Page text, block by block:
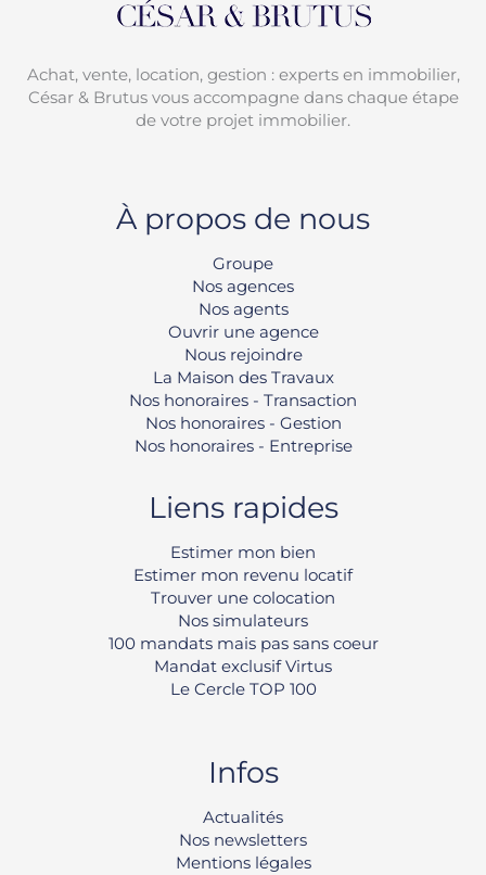
Achat, vente, location, gestion : experts en immobilier,
César & Brutus vous accompagne dans chaque étape
de votre projet immobilier.
À propos de nous
Groupe
Nos agences
Nos agents
Ouvrir une agence
Nous rejoindre
La Maison des Travaux
Nos honoraires - Transaction
Nos honoraires - Gestion
Nos honoraires - Entreprise
Liens rapides
Estimer mon bien
Estimer mon revenu locatif
Trouver une colocation
Nos simulateurs
100 mandats mais pas sans coeur
Mandat exclusif Virtus
Le Cercle TOP 100
Infos
Actualités
Nos newsletters
Mentions légales
Rechercher